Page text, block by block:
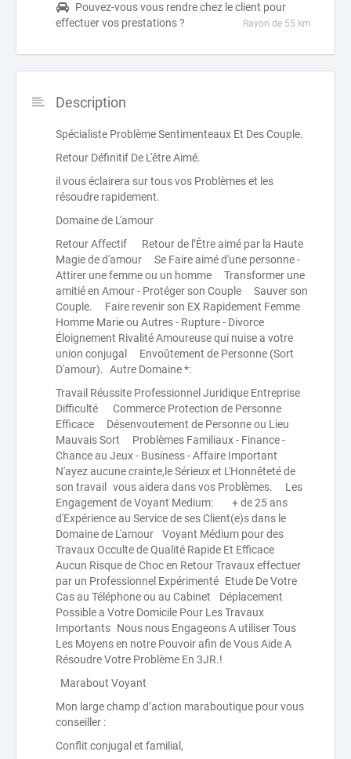
Pouvez-vous vous rendre chez le client pour
effectuer vos prestations ?
Rayon de 55 km
Description
Spécialiste Problème Sentimenteaux Et Des Couple.
Retour Définitif De L'être Aimé.
il vous éclairera sur tous vos Problèmes et les
résoudre rapidement.
Domaine de L'amour
Retour Affectif Retour de l’Être aimé par la Haute
Magie de d'amour Se Faire aimé d'une personne -
Attirer une femme ou un homme Transformer une
amitié en Amour - Protéger son Couple Sauver son
Couple. Faire revenir son EX Rapidement Femme
Homme Marie ou Autres - Rupture - Divorce
Éloignement Rivalité Amoureuse qui nuise a votre
union conjugal Envoûtement de Personne (Sort
D'amour). Autre Domaine *:
Travail Réussite Professionnel Juridique Entreprise
Difficulté Commerce Protection de Personne
Efficace Désenvoutement de Personne ou Lieu
Mauvais Sort Problèmes Familiaux - Finance -
Chance au Jeux - Business - Affaire Important
N'ayez aucune crainte,le Sérieux et L'Honnêteté de
son travail vous aidera dans vos Problèmes. Les
Engagement de Voyant Medium: + de 25 ans
d'Expérience au Service de ses Client(e)s dans le
Domaine de L'amour Voyant Médium pour des
Travaux Occulte de Qualité Rapide Et Efficace
Aucun Risque de Choc en Retour Travaux effectuer
par un Professionnel Expérimenté Etude De Votre
Cas au Téléphone ou au Cabinet Déplacement
Possible a Votre Domicile Pour Les Travaux
Importants Nous nous Engageons A utiliser Tous
Les Moyens en notre Pouvoir afin de Vous Aide A
Résoudre Votre Problème En 3JR.!
Marabout Voyant
Mon large champ d’action maraboutique pour vous
conseiller :
Conflit conjugal et familial,